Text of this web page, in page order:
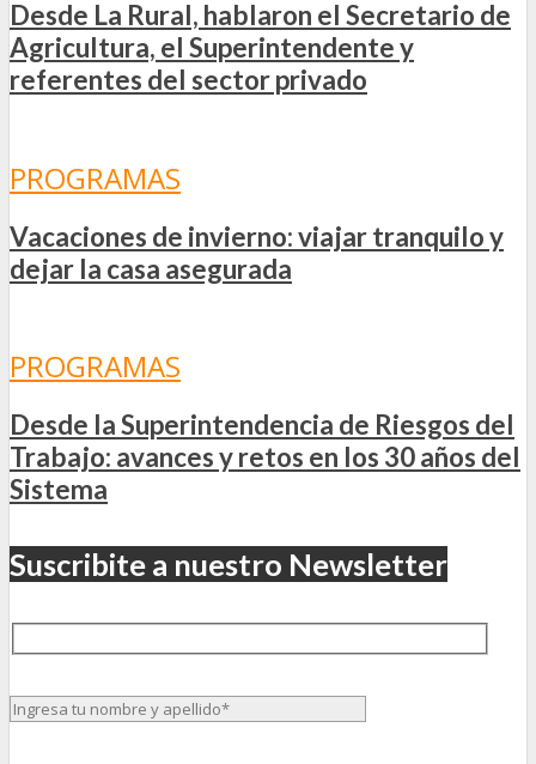
Desde La Rural, hablaron el Secretario de
Agricultura, el Superintendente y
referentes del sector privado
PROGRAMAS
Vacaciones de invierno: viajar tranquilo y
dejar la casa asegurada
PROGRAMAS
Desde la Superintendencia de Riesgos del
Trabajo: avances y retos en los 30 años del
Sistema
Suscribite a nuestro Newsletter